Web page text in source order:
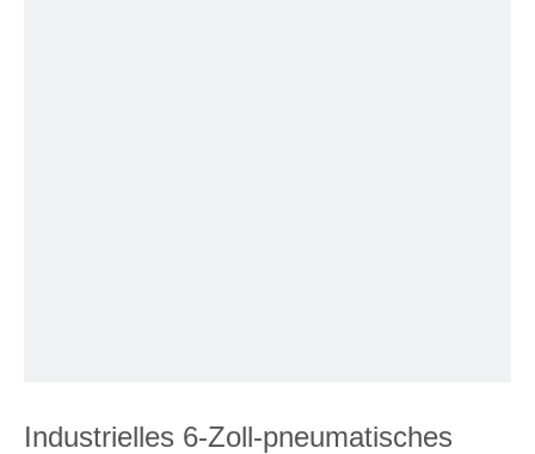
Industrielles 6-Zoll-pneumatisches